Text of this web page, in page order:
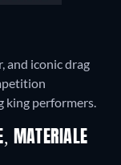
and iconic drag
king performers.
MATERIALE